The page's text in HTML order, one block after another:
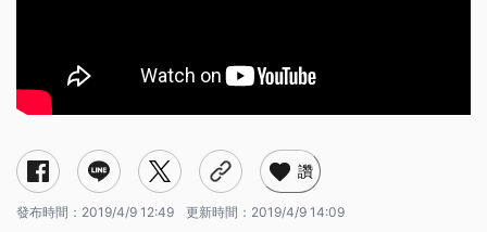
讚
發布時間： 2019/4/9 12:49 更新時間： 2019/4/9 14:09